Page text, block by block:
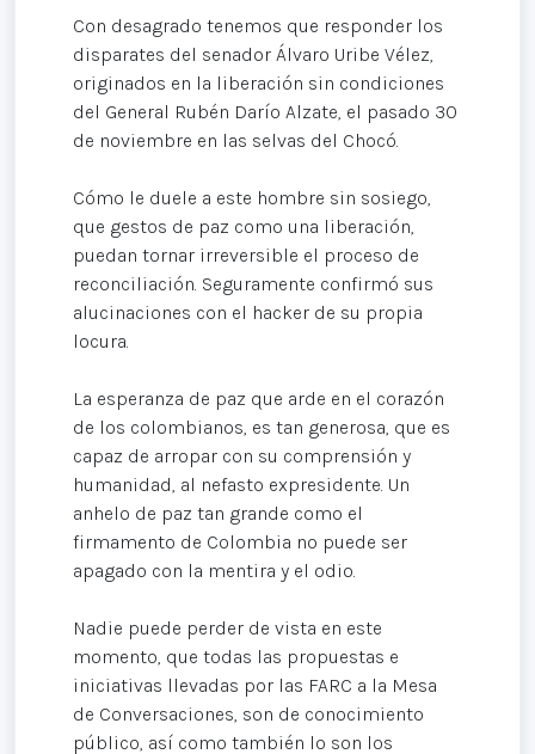
Con desagrado tenemos que responder los
disparates del senador Álvaro Uribe Vélez,
originados en la liberación sin condiciones
del General Rubén Darío Alzate, el pasado 30
de noviembre en las selvas del Chocó.
Cómo le duele a este hombre sin sosiego,
que gestos de paz como una liberación,
puedan tornar irreversible el proceso de
reconciliación. Seguramente confirmó sus
alucinaciones con el hacker de su propia
locura.
La esperanza de paz que arde en el corazón
de los colombianos, es tan generosa, que es
capaz de arropar con su comprensión y
humanidad, al nefasto expresidente. Un
anhelo de paz tan grande como el
firmamento de Colombia no puede ser
apagado con la mentira y el odio.
Nadie puede perder de vista en este
momento, que todas las propuestas e
iniciativas llevadas por las FARC a la Mesa
de Conversaciones, son de conocimiento
público, así como también lo son los